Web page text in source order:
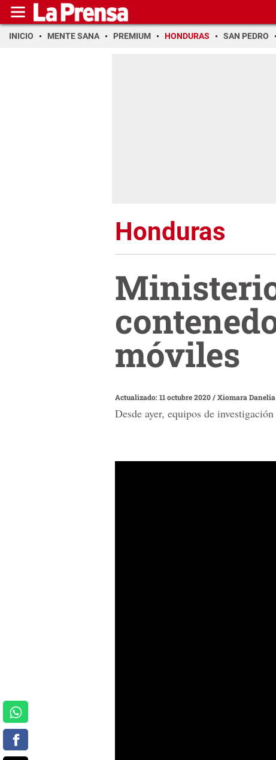
INICIO MENTE SANA PREMIUM HONDURAS SAN PEDRO
Honduras
móviles
Actualizado: 11 octubre 2020/Xiomara
Desde ayer, equipos de